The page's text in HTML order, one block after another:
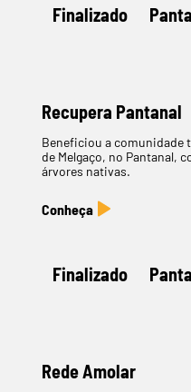
Finalizado
Recupera Pantanal
Beneficiou a comunidade
de Melgaço, no Pantanal,
árvores nativas.
Finalizado
Rede Amolar